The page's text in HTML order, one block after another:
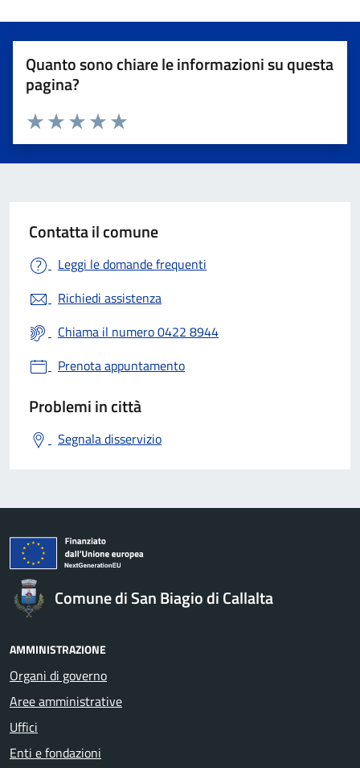
Quanto sono chiare le informazioni su questa
pagina?
Valuta 5 stelle su 5
Valuta 4 stelle su 5
Valuta 3 stelle su 5
Valuta 2 stelle su 5
Valuta 1 stelle su 5
Contatta il comune
Leggi le domande frequenti
Richiedi assistenza
Chiama il numero 0422 8944
Prenota appuntamento
Problemi in città
Segnala disservizio
Comune di San Biagio di Callalta
AMMINISTRAZIONE
Organi di governo
Aree amministrative
Uffici
Enti e fondazioni